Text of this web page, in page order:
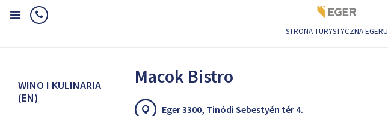
STRONA TURYSTYCZNA EGERU
WINO I KULINARIA
(EN)
Macok Bistro
Eger 3300, Tinódi Sebestyén tér 4.